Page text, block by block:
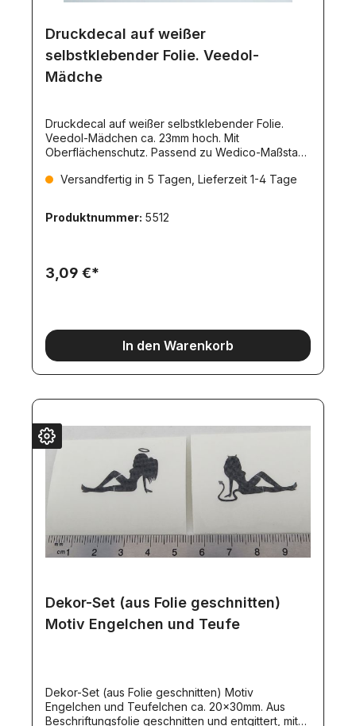
Druckdecal auf weißer
selbstklebender Folie. Veedol-
Mädche
Druckdecal auf weißer selbstklebender Folie.
Veedol-Mädchen ca. 23mm hoch. Mit
Oberflächenschutz. Passend zu Wedico-Maßstab.
Versandfertig in 5 Tagen, Lieferzeit 1-4 Tage
Produktnummer: 5512
3,09 €*
In den Warenkorb
Dekor-Set (aus Folie geschnitten)
Motiv Engelchen und Teufe
Dekor-Set (aus Folie geschnitten) Motiv
Engelchen und Teufelchen ca. 20x30mm. Aus
Beschriftungsfolie geschnitten und entgittert, mit